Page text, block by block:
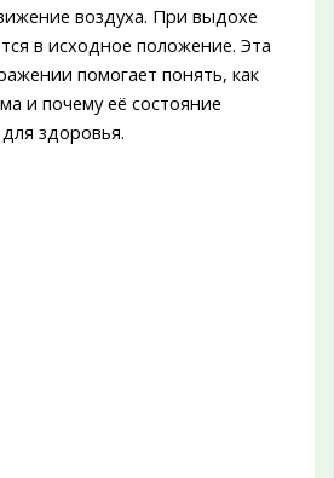
воздуха. При выдохе
в исходное положение. Эта
помогает понять, как
и почему её состояние
здоровья.